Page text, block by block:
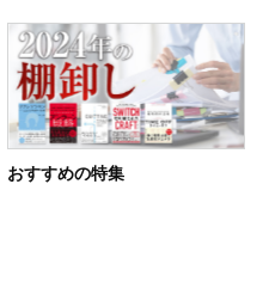
おすすめの特集